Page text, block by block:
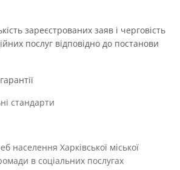
зареєстрованих заяв і черговість
послуг відповідно до постанови
стандарти
населення Харківської міської
в соціальних послугах